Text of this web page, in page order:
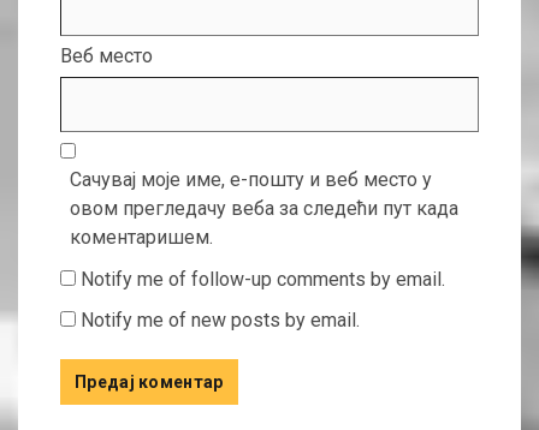
Веб место
Сачувај моје име, е-пошту и веб место у
овом прегледачу веба за следећи пут када
коментаришем.
Notify me of follow-up comments by email.
Notify me of new posts by email.